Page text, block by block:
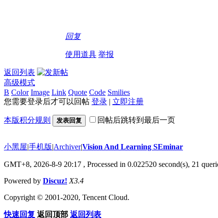
回复
使用道具 举报
返回列表
高级模式
B Color Image Link Quote Code Smilies
您需要登录后才可以回帖 登录 | 立即注册
本版积分规则 发表回复 回帖后跳转到最后一页
小黑屋|手机版|Archiver|Vision And Learning SEminar
GMT+8, 2026-8-9 20:17 , Processed in 0.022520 second(s), 21
Powered by Discuz! X3.4
Copyright © 2001-2020, Tencent Cloud.
快速回复 返回顶部 返回列表